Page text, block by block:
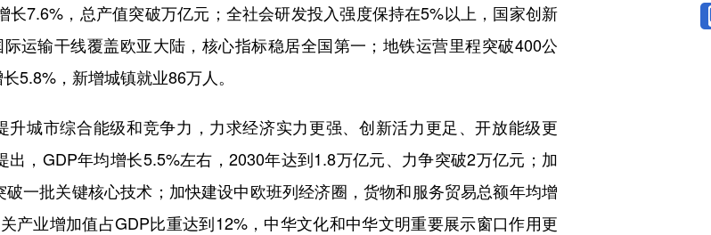
7.6%，总产值突破万亿元；全社会研发投入强度保持在5%以上，国家创新
运输干线覆盖欧亚大陆，核心指标稳居全国第一；地铁运营里程突破400公
5.8%，新增城镇就业86万人。
城市综合能级和竞争力，力求经济实力更强、创新活力更足、开放能级更
，GDP年均增长5.5%左右，2030年达到1.8万亿元、力争突破2万亿元；加
一批关键核心技术；加快建设中欧班列经济圈，货物和服务贸易总额年均增
产业增加值占GDP比重达到12%，中华文化和中华文明重要展示窗口作用更